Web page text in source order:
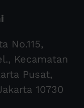
No.115,
Kecamatan
Pusat,
10730